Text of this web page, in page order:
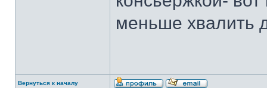
меньше хвалить
Вернуться к началу